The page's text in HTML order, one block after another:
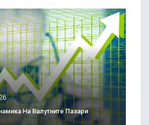
На Валутните Пазари